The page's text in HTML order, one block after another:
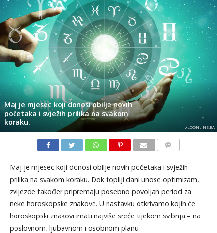
Maj je mjesec koji donosi obilje novih
početaka i svježih prilika na svakom
koraku.
ALOONLINE.BA
Maj je mjesec koji donosi obilje novih početaka i svježih
prilika na svakom koraku. Dok topliji dani unose optimizam,
zvijezde također pripremaju posebno povoljan period za
neke horoskopske znakove. U nastavku otkrivamo kojih će
horoskopski znakovi imati najviše sreće tijekom svibnja – na
poslovnom, ljubavnom i osobnom planu.